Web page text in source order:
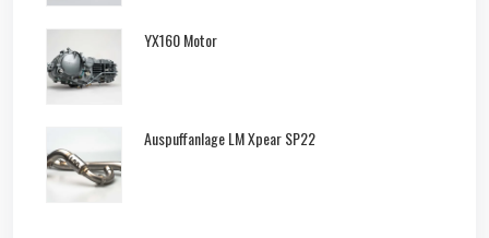
YX160 Motor
Auspuffanlage LM Xpear SP22